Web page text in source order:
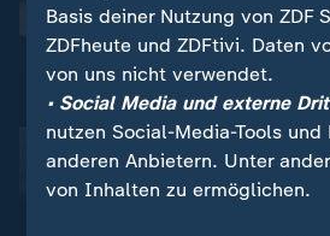
Bundestagswahl 2025 :
BSW-Wahleinspruch bleibt
weiter unbeantwortet
Basis deiner Nutzung von ZDF
ZDFheute und ZDFtivi. Daten
von uns nicht verwendet.
• Social Media und externe
nutzen Social-Media-Tools und
anderen Anbietern. Unter
von Inhalten zu ermöglichen.